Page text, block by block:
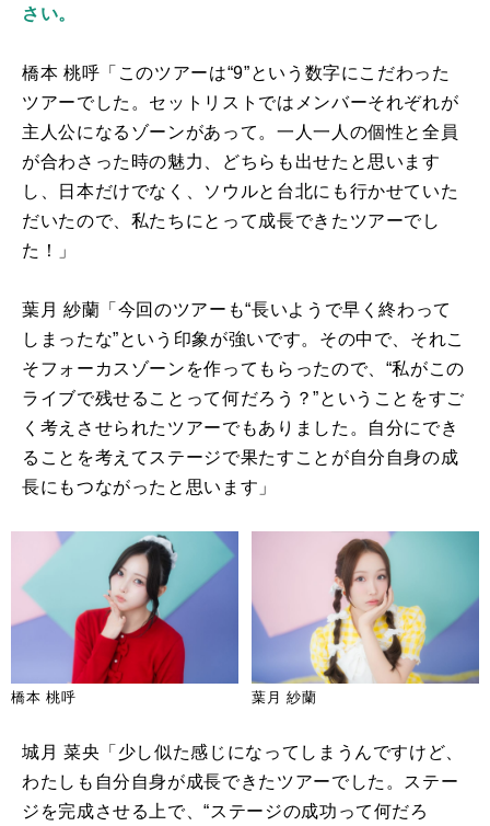
さい。
橋本 桃呼「このツアーは“9”という数字にこだわった
ツアーでした。セットリストではメンバーそれぞれが
主人公になるゾーンがあって。一人一人の個性と全員
が合わさった時の魅力、どちらも出せたと思います
し、日本だけでなく、ソウルと台北にも行かせていた
だいたので、私たちにとって成長できたツアーでし
た！」
葉月 紗蘭「今回のツアーも“長いようで早く終わって
しまったな”という印象が強いです。その中で、それこ
そフォーカスゾーンを作ってもらったので、“私がこの
ライブで残せることって何だろう？”ということをすご
く考えさせられたツアーでもありました。自分にでき
ることを考えてステージで果たすことが自分自身の成
長にもつながったと思います」
橋本 桃呼 葉月 紗蘭
城月 菜央「少し似た感じになってしまうんですけど、
わたしも自分自身が成長できたツアーでした。ステー
ジを完成させる上で、“ステージの成功って何だろ